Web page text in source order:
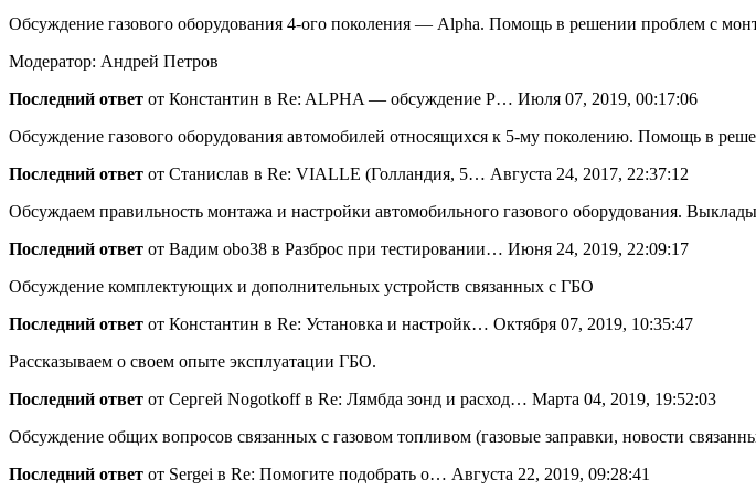
Обсуждение газового оборудования 4-ого поколения — Alpha. Помощь в решении проблем с
Модератор: Андрей Петров
Последний ответ от Константин в Re: ALPHA — обсуждение Р… Июля 07, 2019, 00:17:06
Обсуждение газового оборудования автомобилей относящихся к 5-му поколению. Помощь в
Последний ответ от Станислав в Re: VIALLE (Голландия, 5… Августа 24, 2017, 22:37:12
Обсуждаем правильность монтажа и настройки автомобильного газового оборудования.
Последний ответ от Вадим obo38 в Разброс при тестировании… Июня 24, 2019, 22:09:17
Обсуждение комплектующих и дополнительных устройств связанных с ГБО
Последний ответ от Константин в Re: Установка и настройк… Октября 07, 2019, 10:35:47
Рассказываем о своем опыте эксплуатации ГБО.
Последний ответ от Сергей Nogotkoff в Re: Лямбда зонд и расход… Марта 04, 2019, 19:52:03
Обсуждение общих вопросов связанных с газовом топливом (газовые заправки, новости
Последний ответ от Sergei в Re: Помогите подобрать о… Августа 22, 2019, 09:28:41